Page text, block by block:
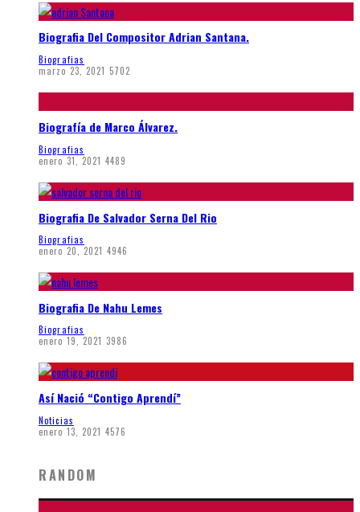
Biografia Del Compositor Adrian Santana.
Biografias
marzo 23, 2021 5702
Biografía de Marco Álvarez.
Biografias
enero 31, 2021 4489
Biografia De Salvador Serna Del Rio
Biografias
enero 20, 2021 4946
Biografia De Nahu Lemes
Biografias
enero 19, 2021 3986
Así Nació “Contigo Aprendí”
Noticias
enero 13, 2021 4576
RANDOM